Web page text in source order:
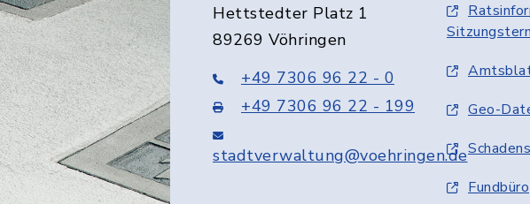
Hettstedter Platz 1
89269 Vöhringen
+49 7306 96 22 - 0
+49 7306 96 22 - 199
stadtverwaltung@voehringen.de
Geo-
Fundbüro